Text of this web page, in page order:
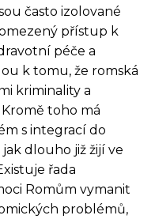
často izolované
přístup k
péče a
k tomu, že romská
kriminality a
toho má
s integrací do
dlouho již žijí ve
řada
Romům vymanit
problémů,